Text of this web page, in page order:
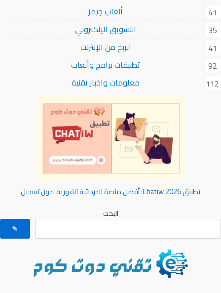
ألعاب جيمز
41
التسويق الإلكتروني
35
الربح من الإنترنت
41
تطبيقات برامج وألعاب
92
معلومات واخبار تقنية
112
تطبيق Chatiw 2026: أفضل منصة للدردشة الفورية بدون تسجيل
البحث
✎